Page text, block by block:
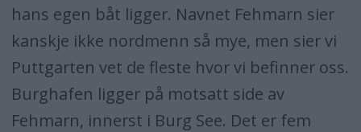
hans egen båt ligger. Navnet Fehmarn sier
kanskje ikke nordmenn så mye, men sier vi
Puttgarten vet de fleste hvor vi befinner oss.
Burghafen ligger på motsatt side av
Fehmarn, innerst i Burg See. Det er fem